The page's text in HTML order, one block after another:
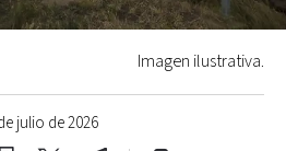
julio de 2026
Imagen ilustrativa.